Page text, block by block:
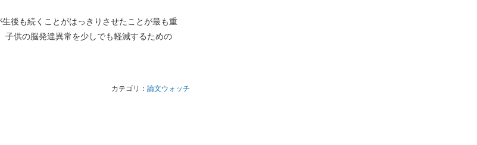
後も続くことがはっきりさせたことが最も重
供の脳発達異常を少しでも軽減するための
カテゴリ： 論文ウォッチ